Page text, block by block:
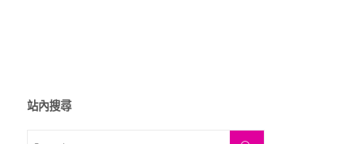
站內搜尋